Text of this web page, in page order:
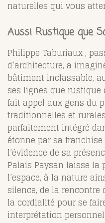
naturelles qui vous
Aussi Rustique que
Philippe Taburiaux ,
d’architecture, a
bâtiment inclassable,
ses lignes que
fait appel aux gens du
traditionnelles et
parfaitement intégré
étonne par sa
l’évidence de sa
Palais Paysan laisse la
l’espace, à la nature
silence, de la rencontre
la cordialité pour se
interprétation